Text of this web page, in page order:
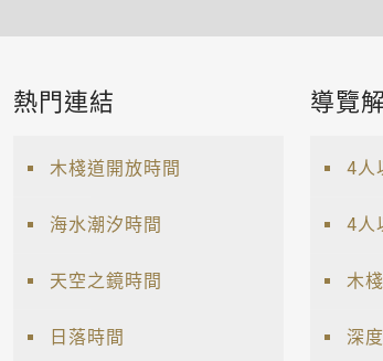
熱門連結
木棧道開放時間
海水潮汐時間
天空之鏡時間
日落時間
導覽
4人
4人
木
深